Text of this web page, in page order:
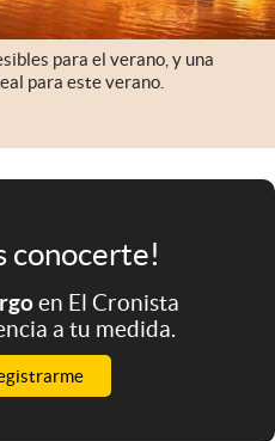
para el verano, y una
para este verano.
conocerte!
en El Cronista
a tu medida.